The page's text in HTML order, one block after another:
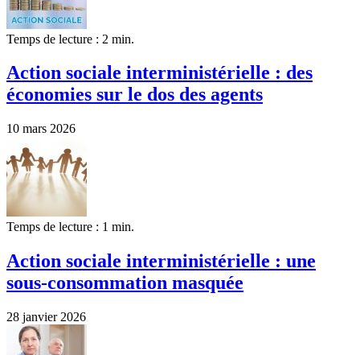
Temps de lecture : 2 min.
Action sociale interministérielle : des
économies sur le dos des agents
10 mars 2026
Temps de lecture : 1 min.
Action sociale interministérielle : une
sous-consommation masquée
28 janvier 2026